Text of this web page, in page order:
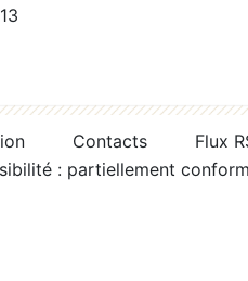
Contacts
Flux
: partiellement